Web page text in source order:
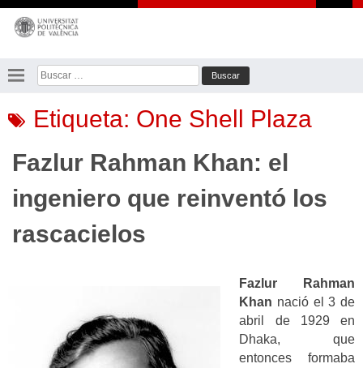
Saltar
contenido
Buscar:
Etiqueta: One Shell Plaza
Fazlur Rahman Khan: el
ingeniero que reinventó los
rascacielos
Fazlur Rahman
Khan nació el 3 de
abril de 1929 en
Dhaka, que
entonces formaba